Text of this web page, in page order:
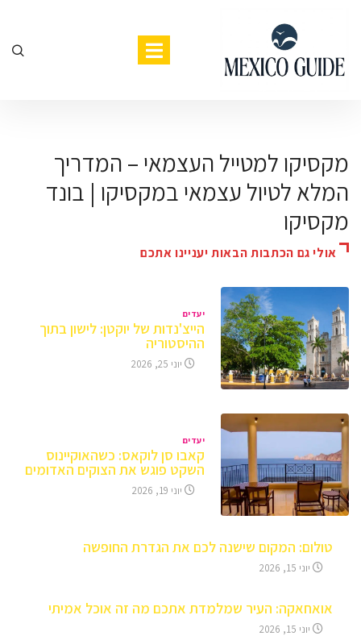
מקסיקו למטייל העצמאי – המדריך
המלא לטיול עצמאי במקסיקו | בונד
מקסיקו
אולי גם הכתבות הבאות יעניינו אתכם
יעדים
הייצ'נדות של יוקטן: לישון בתוך
ההיסטוריה
יוני 25, 2026
יעדים
קאבו סן לוקאס: כשהאוקיינוס
השקט פוגש את הצוקים האדומים
יוני 19, 2026
טולום: המקום שישנה לכם את הגדרת החופשה
יוני 15, 2026
אואחאקה: העיר שמלמדת אתכם מה זה אוכל אמיתי
יוני 15, 2026